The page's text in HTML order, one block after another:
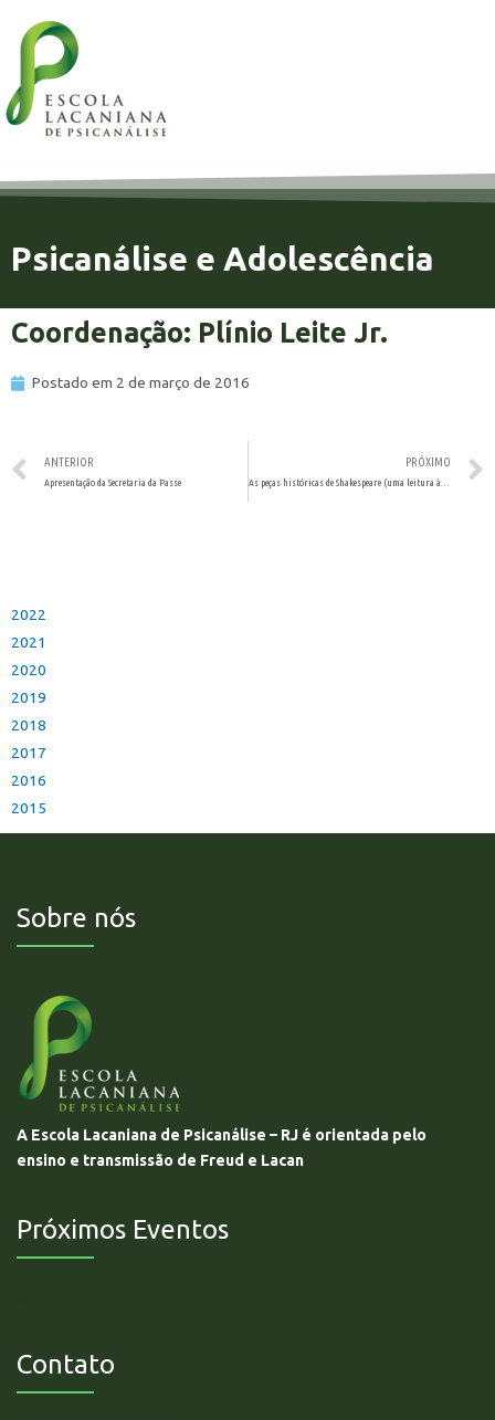
Psicanálise e Adolescência
Coordenação: Plínio Leite Jr.
Postado em 2 de março de 2016
ANTERIOR
Apresentação da Secretaria da Passe
PRÓXIMO
2022
2021
2020
2019
2018
2017
2016
2015
Sobre nós
A Escola Lacaniana de Psicanálise – RJ é orientada pelo
ensino e transmissão de Freud e Lacan
Próximos Eventos
Contato